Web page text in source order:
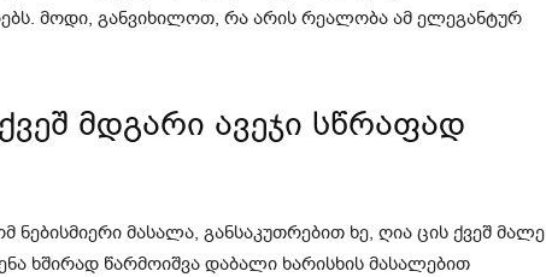
მოდი, განვიხილოთ, რა არის რეალობა ამ ელეგანტურ
მდგარი ავეჯი სწრაფად
მასალა, განსაკუთრებით ხე, ღია ცის ქვეშ მალე
ხშირად წარმოიშვა დაბალი ხარისხის მასალებით